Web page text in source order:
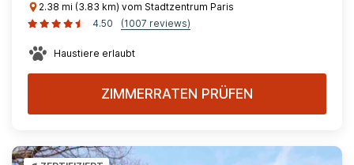
2.38 mi (3.83 km) vom Stadtzentrum Paris
4.50
(1007 reviews)
Haustiere erlaubt
ZIMMERRATEN PRÜFEN